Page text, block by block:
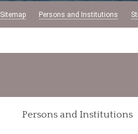
Sitemap Persons and Institutions
Persons and Institutions